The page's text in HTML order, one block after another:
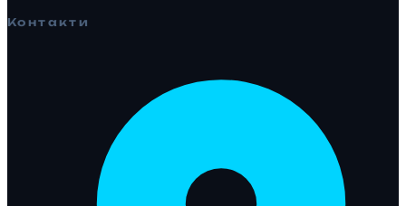
Контакти